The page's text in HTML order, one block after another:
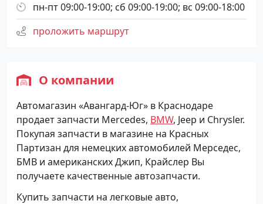
пн-пт 09:00-19:00; сб 09:00-19:00; вс 09:00-18:00
проложить маршрут
О компании
Автомагазин «Авангард-Юг» в Краснодаре
продает запчасти Mercedes, BMW, Jeep и Chrysler.
Покупая запчасти в магазине на Красных
Партизан для немецких автомобилей Мерседес,
БМВ и американских Джип, Крайслер Вы
получаете качественные автозапчасти.
Купить запчасти на легковые авто,